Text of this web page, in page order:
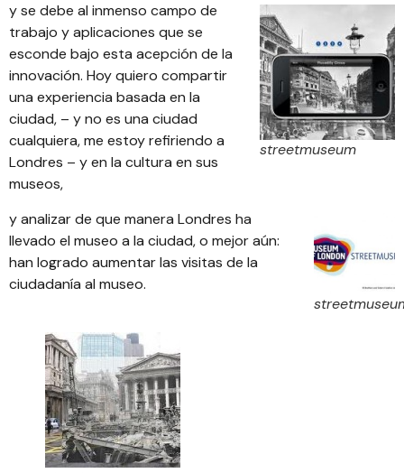
streetmuseum
y se debe al inmenso campo de
trabajo y aplicaciones que se
esconde bajo esta acepción de la
innovación. Hoy quiero compartir
una experiencia basada en la
ciudad, – y no es una ciudad
cualquiera, me estoy refiriendo a
Londres – y en la cultura en sus
museos,
y analizar de que manera Londres ha
llevado el museo a la ciudad, o mejor aún:
han logrado aumentar las visitas de la
ciudadanía al museo.